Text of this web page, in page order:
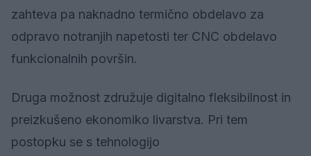
zahteva pa naknadno termično obdelavo za
odpravo notranjih napetosti ter CNC obdelavo
funkcionalnih površin.
Druga možnost združuje digitalno fleksibilnost in
preizkušeno ekonomiko livarstva. Pri tem
postopku se s tehnologijo